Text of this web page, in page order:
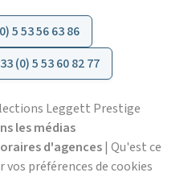
5 53 56 63 86
(0) 5 53 60 82 77
Leggett Prestige
les médias
d'agences| Qu'est ce
vos préférences de cookies